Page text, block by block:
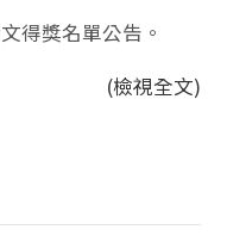
獎名單公告。
(檢視全文)